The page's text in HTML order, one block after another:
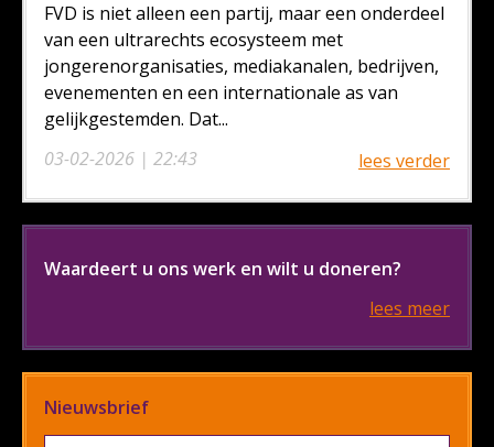
03-02-2026 | 22:43
FVD is niet alleen een partij, maar een onderdeel
van een ultrarechts ecosysteem met
jongerenorganisaties, mediakanalen, bedrijven,
evenementen en een internationale as van
gelijkgestemden. Dat...
lees verder
Waardeert u ons werk en wilt u doneren?
lees meer
Nieuwsbrief